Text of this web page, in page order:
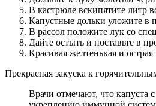
В кастрюле вскипятите литр
Капустные дольки уложите в
В рассол положите лук со
Дайте остыть и поставьте в
Красивая желтенькая и острая
Прекрасная закуска к
Врачи отмечают, что капуста